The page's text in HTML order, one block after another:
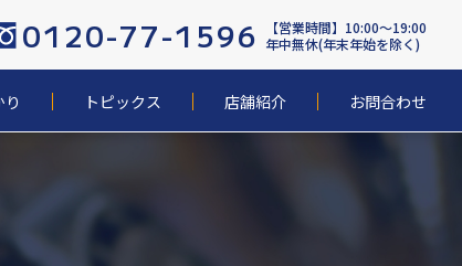
0120-77-1596
【営業時間】10:00〜19:00
年中無休(年末年始を除く)
トピックス 店舗紹介 お問合わせ